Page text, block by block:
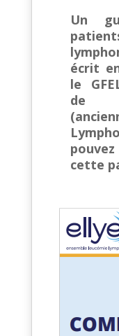
Un
écrit
le
de
cette